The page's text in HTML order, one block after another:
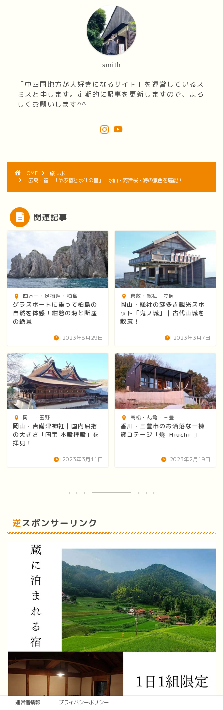
smith
「中四国地方が大好きになるサイト」を運営しているス
ミスと申します。定期的に記事を更新しますので、よろ
しくお願いします^^
HOME
旅レポ
広島・福山「やぶ椿と水仙の里」｜水仙・河津桜・海の景色を堪能！
関連記事
四万十・足摺岬・柏島
グラスボートに乗って柏島の
自然を体感！紺碧の海と断崖
の絶景
2023年8月29日
倉敷・総社・笠岡
岡山・総社の謎多き観光スポ
ット「鬼ノ城」｜古代山城を
散策！
2023年3月7日
岡山・玉野
岡山・吉備津神社｜国内屈指
の大きさ「国宝 本殿拝殿」を
拝見！
2023年3月11日
高松・丸亀・三豊
香川・三豊市のお洒落な一棟
貸コテージ「燧-Hiuchi-」
2023年2月19日
逆スポンサーリンク
運営者情報 プライバシーポリシー